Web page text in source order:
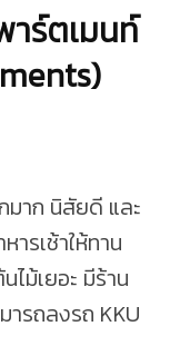
าร์ตเมนท์
มาก นิสัยดี และ
ารเช้าให้ทาน
ม้เยอะ มีร้าน
ารถลงรถ KKU